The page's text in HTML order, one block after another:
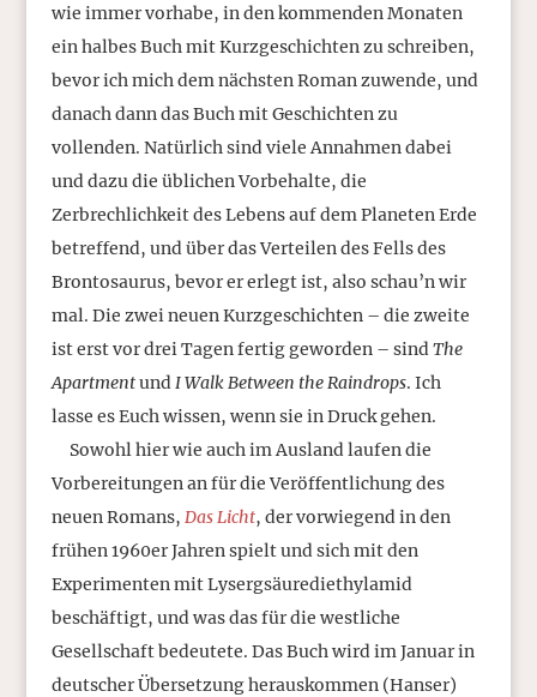
wie immer vorhabe, in den kommenden Monaten
ein halbes Buch mit Kurzgeschichten zu schreiben,
bevor ich mich dem nächsten Roman zuwende, und
danach dann das Buch mit Geschichten zu
vollenden. Natürlich sind viele Annahmen dabei
und dazu die üblichen Vorbehalte, die
Zerbrechlichkeit des Lebens auf dem Planeten Erde
betreffend, und über das Verteilen des Fells des
Brontosaurus, bevor er erlegt ist, also schau’n wir
mal. Die zwei neuen Kurzgeschichten – die zweite
ist erst vor drei Tagen fertig geworden – sind The
Apartmentund I Walk Between the Raindrops. Ich
lasse es Euch wissen, wenn sie in Druck gehen.
Sowohl hier wie auch im Ausland laufen die
Vorbereitungen an für die Veröffentlichung des
neuen Romans, Das Licht, der vorwiegend in den
frühen 1960er Jahren spielt und sich mit den
Experimenten mit Lysergsäurediethylamid
beschäftigt, und was das für die westliche
Gesellschaft bedeutete. Das Buch wird im Januar in
deutscher Übersetzung herauskommen (Hanser)